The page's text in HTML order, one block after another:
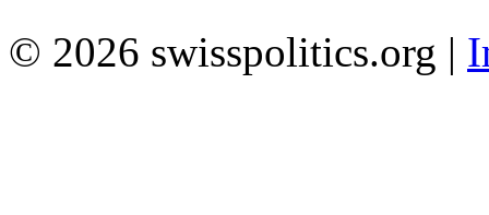
© 2026 swisspolitics.org |